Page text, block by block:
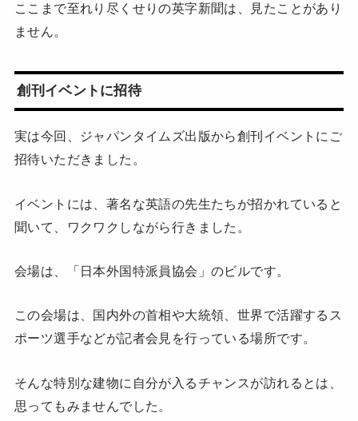
ここまで至れり尽くせりの英字新聞は、見たことがあり
ません。
創刊イベントに招待
実は今回、ジャパンタイムズ出版から創刊イベントにご
招待いただきました。
イベントには、著名な英語の先生たちが招かれていると
聞いて、ワクワクしながら行きました。
会場は、「日本外国特派員協会」のビルです。
この会場は、国内外の首相や大統領、世界で活躍するス
ポーツ選手などが記者会見を行っている場所です。
そんな特別な建物に自分が入るチャンスが訪れるとは、
思ってもみませんでした。